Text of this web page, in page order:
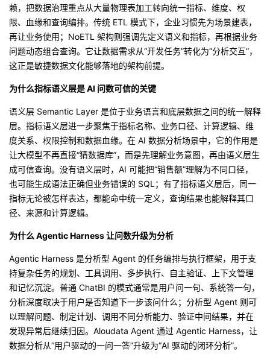
赖，把数据治理重点从大量物理表加工转向统一指标、维度、权
限、血缘和查询编排。传统 ETL 模式下，企业习惯先为场景建表，
再让业务使用；NoETL 架构则强调先定义语义和指标，再根据业务
问题动态组合查询。它让数据需求从“开发任务”转化为“分析交互”，
这正是敏捷数据文化能够落地的架构前提。
为什么指标语义层是 AI 问数可信的关键
语义层 Semantic Layer 是位于业务语言和底层数据之间的统一解释
层。指标语义层进一步聚焦于指标名称、业务口径、计算逻辑、维
度关系、权限控制和数据血缘。在 AI 数据分析场景中，它的作用是
让大模型不再直接“猜数据库”，而是先理解业务意图，再由语义层生
成可信查询。没有语义层时，AI 可能把“销售额”理解为不同口径，
也可能生成语法正确但业务错误的 SQL；有了指标语义层后，同一
指标无论被怎样表达，都能命中统一定义，查询结果也能解释其口
径、来源和计算逻辑。
为什么 Agentic Harness 让问数升级为分析
Agentic Harness 是分析型 Agent 的任务编排与执行框架，用于支
持复杂任务的规划、工具调用、多步执行、自主验证、上下文管理
和记忆沉淀。普通 ChatBI 的模式通常是用户问一句、系统答一句，
分析深度取决于用户是否知道下一步该问什么；分析型 Agent 则可
以理解问题、制定计划、调用不同分析能力、验证中间结果，并在
发现异常后继续归因。Aloudata Agent 通过 Agentic Harness，让
数据分析从“用户驱动的一问一答”升级为“AI 驱动的闭环分析”。